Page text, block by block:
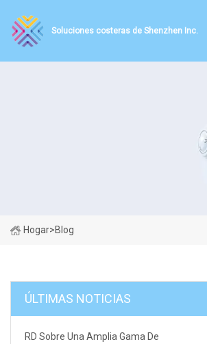
Soluciones costeras de Shenzhen Inc.
Hogar>Blog
ÚLTIMAS NOTICIAS
RD Sobre Una Amplia Gama De